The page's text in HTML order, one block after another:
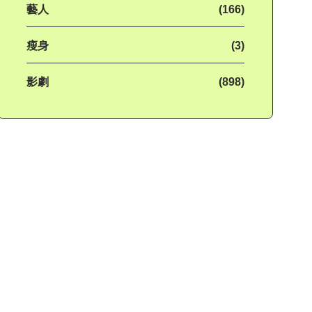
藝人 (166)
瘦身 (3)
影劇 (898)